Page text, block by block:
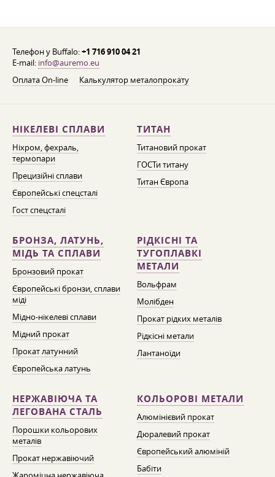
Телефон у Buffalo:+1 716 910 04 21
E-mail: info@auremo.eu
Оплата On-line
Калькулятор металопрокату
НІКЕЛЕВІ СПЛАВИ
Ніхром, фехраль,
термопари
Прецизійні сплави
Європейські спецсталі
Гост спецсталі
ТИТАН
Титановий прокат
ГОСТи титану
Титан Європа
БРОНЗА, ЛАТУНЬ,
МІДЬ ТА СПЛАВИ
Бронзовий прокат
Європейські бронзи, сплави
міді
Мідно-нікелеві сплави
Мідний прокат
Прокат латунний
Європейська латунь
РІДКІСНІ ТА
ТУГОПЛАВКІ
МЕТАЛИ
Вольфрам
Молібден
Прокат рідких металів
Рідкісні метали
Лантаноїди
НЕРЖАВІЮЧА ТА
ЛЕГОВАНА СТАЛЬ
Порошки кольорових
металів
Прокат нержавіючий
КОЛЬОРОВІ МЕТАЛИ
Алюмінієвий прокат
Дюралевий прокат
Європейський алюміній
Бабіти